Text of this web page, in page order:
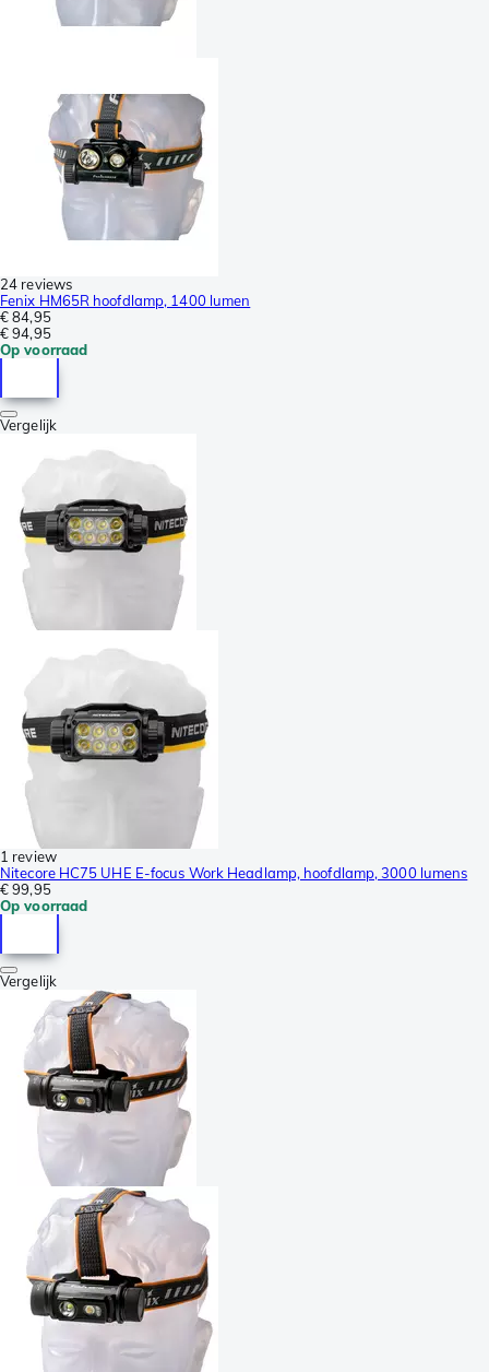
24 reviews
Fenix HM65R hoofdlamp, 1400 lumen
€ 84,95
€ 94,95
Op voorraad
Vergelijk
1 review
Nitecore HC75 UHE E-focus Work Headlamp, hoofdlamp, 3000 lumens
€ 99,95
Op voorraad
Vergelijk